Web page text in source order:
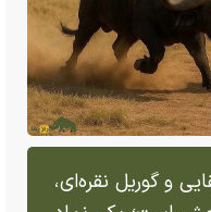
و گوریل نقره‌ای،